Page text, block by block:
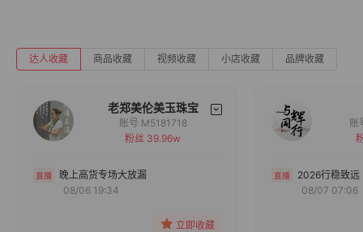
达人收藏 商品收藏 视频收藏 小店收藏 品牌收藏
老郑美伦美玉珠宝
备注
分组
账号 M5181718
粉丝 39.96w
晚上高货专场大放漏
08/06 19:34
立即收藏
2026行稳致远
08/07 07:06